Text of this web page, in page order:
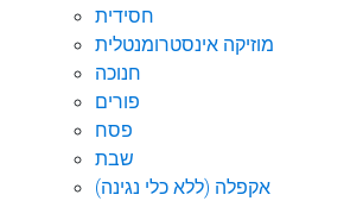
חסידית
מוזיקה אינסטרומנטלית
חנוכה
פורים
פסח
שבת
אקפלה (ללא כלי נגינה)